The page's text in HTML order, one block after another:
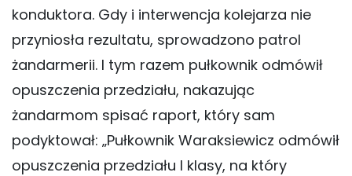
konduktora. Gdy i interwencja kolejarza nie
przyniosła rezultatu, sprowadzono patrol
żandarmerii. I tym razem pułkownik odmówił
opuszczenia przedziału, nakazując
żandarmom spisać raport, który sam
podyktował: „Pułkownik Waraksiewicz odmówił
opuszczenia przedziału I klasy, na który